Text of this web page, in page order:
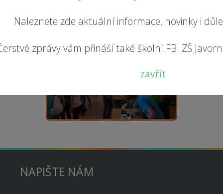
Naleznete zde aktuální informace, novinky i
zprávy vám přináší také školní FB: ZŠ
zavřít
NAPIŠTE NÁM